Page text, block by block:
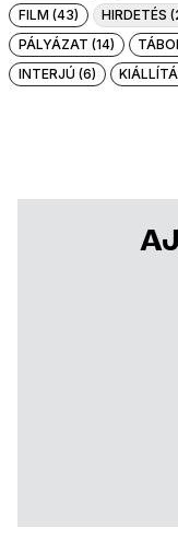
FILM (43)
HIRDETÉS
PÁLYÁZAT (14)
INTERJÚ (6)